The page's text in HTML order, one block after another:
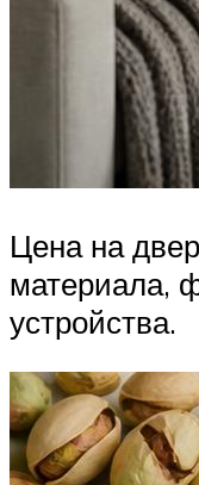
Цена на
материала,
устройства.